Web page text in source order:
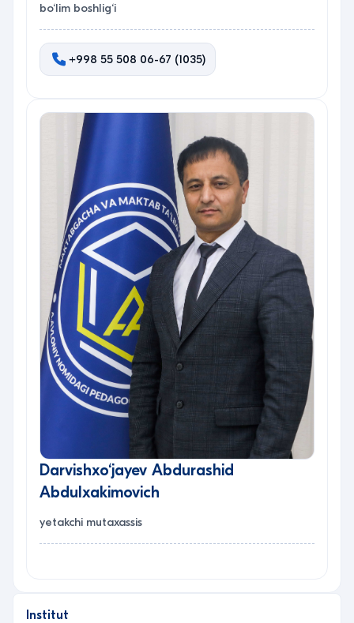
bo‘lim boshlig‘i
+998 55 508 06-67 (1035)
Darvishxo‘jayev Abdurashid
Abdulxakimovich
yetakchi mutaxassis
Institut